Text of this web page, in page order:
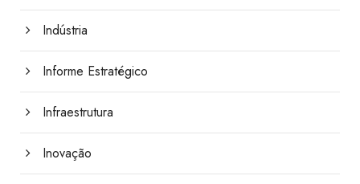
Indústria
Informe Estratégico
Infraestrutura
Inovação